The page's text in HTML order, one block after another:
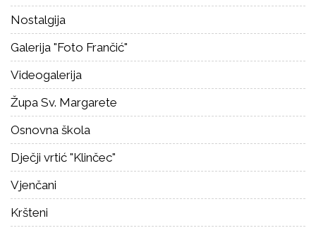
Nostalgija
Galerija "Foto Frančić"
Videogalerija
Župa Sv. Margarete
Osnovna škola
Dječji vrtić "Klinčec"
Vjenčani
Kršteni